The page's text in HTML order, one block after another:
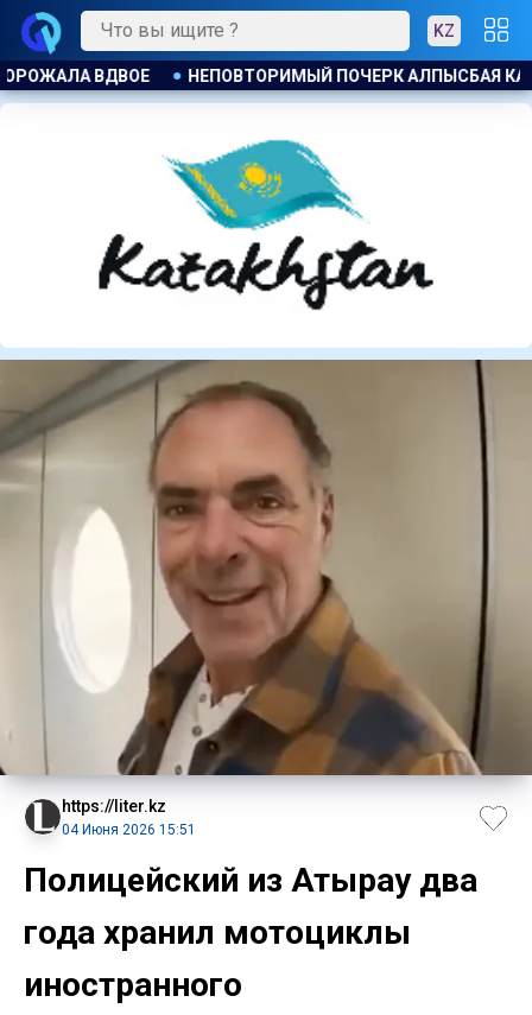
KZ
АЛПЫСБАЯ КАЗГУЛОВА ПАРТИЯ ӘДІЛЕТ : ПРИНЦИП
https://liter.kz
04 Июня 2026 15:51
Полицейский из Атырау два
года хранил мотоциклы
иностранного